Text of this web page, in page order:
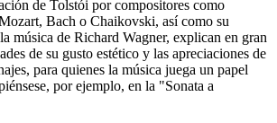
de Tolstói por compositores como
Bach o Chaikovski, así como su
música de Richard Wagner, explican en gran
de su gusto estético y las apreciaciones de
para quienes la música juega un papel
por ejemplo, en la "Sonata a